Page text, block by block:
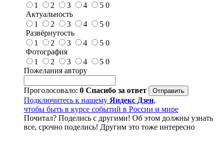
1
2 3 4 5 0
Актуальность
1
2 3 4 5 0
Развёрнутость
1
2 3 4 5 0
Фотография
1
2 3 4 5 0
Пожелания автору
Проголосовало: 0 Спасибо за ответ
Подключитесь к нашему Яндекс Дзен,
чтобы быть в курсе событий в России и мире
Почитал? Поделись с другими! Об этом должны узнать
все, срочно поделись! Другим это тоже интересно